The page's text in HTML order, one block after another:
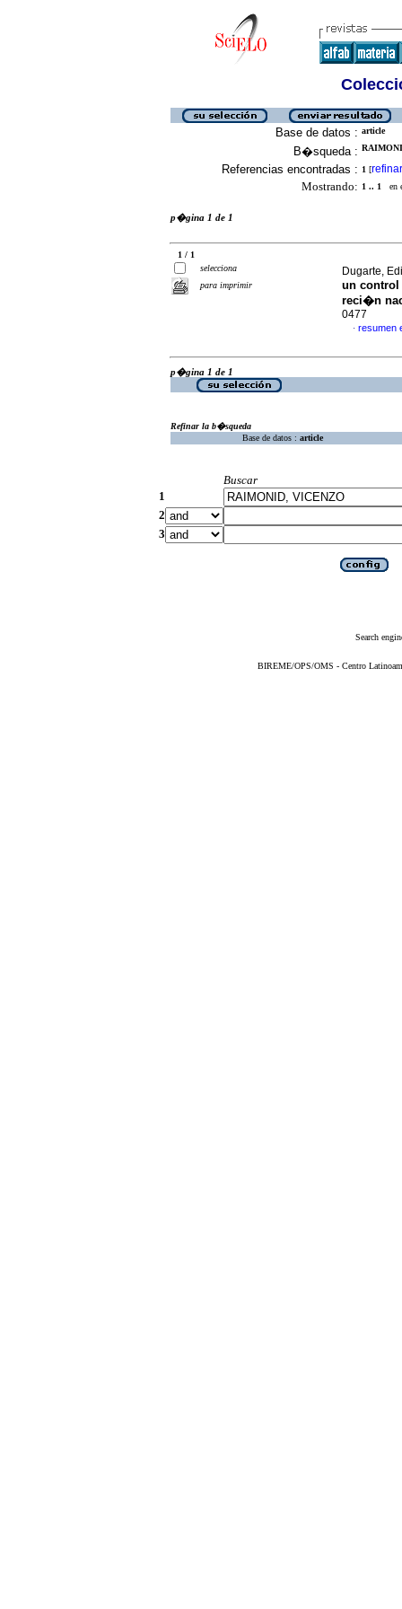
Base de datos : article
B�squeda :
Referencias encontradas : 1 [refinar
Mostrando: 1 .. 1 en
p�gina 1 de 1
1 / 1
selecciona
para imprimir
Dugarte,
un control
reci�n
0477
· resumen
p�gina 1 de 1
Refinar la b�squeda
Base de datos : article
Buscar
1
2
3
Search
BIREME/OPS/OMS - Centro